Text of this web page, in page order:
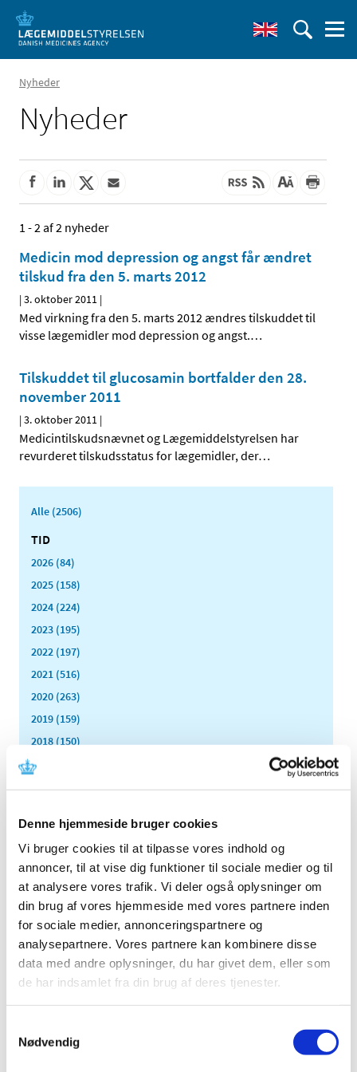
Denne hjemmeside bruger cookies
Vi bruger cookies til at tilpasse vores indhold og
annoncer, til at vise dig funktioner til sociale medier og til
at analysere vores trafik. Vi deler også oplysninger om
din brug af vores hjemmeside med vores partnere inden
for sociale medier, annonceringspartnere og
analysepartnere. Vores partnere kan kombinere disse
data med andre oplysninger, du har givet dem, eller som
de har indsamlet fra din brug af deres tjenester.
Nødvendig
Nyheder
Nyheder
1 - 2 af 2 nyheder
Medicin mod depression og angst får ændret
tilskud fra den 5. marts 2012
|3. oktober 2011 |
Med virkning fra den 5. marts 2012 ændres tilskuddet til
visse lægemidler mod depression og angst.…
Tilskuddet til glucosamin bortfalder den 28.
november 2011
|3. oktober 2011 |
Medicintilskudsnævnet og Lægemiddelstyrelsen har
revurderet tilskudsstatus for lægemidler, der…
Alle (2506)
TID
2026 (84)
2025 (158)
2024 (224)
2023 (195)
2022 (197)
2021 (516)
2020 (263)
2019 (159)
2018 (150)
2017 (167)
2014 (44)
2013 (49)
2012 (44)
2011 (13)
november (1)
oktober (2)
september (2)
august (2)
maj (2)